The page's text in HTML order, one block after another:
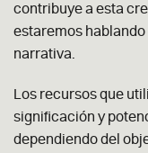
contribuye a esta
estaremos
narrativa.
Los recursos que
significación y
dependiendo del